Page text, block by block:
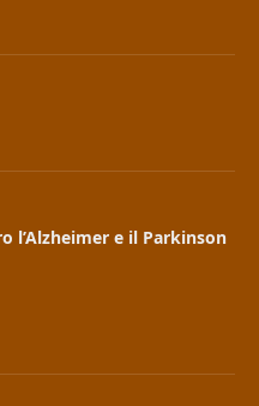
l’Alzheimer e il Parkinson